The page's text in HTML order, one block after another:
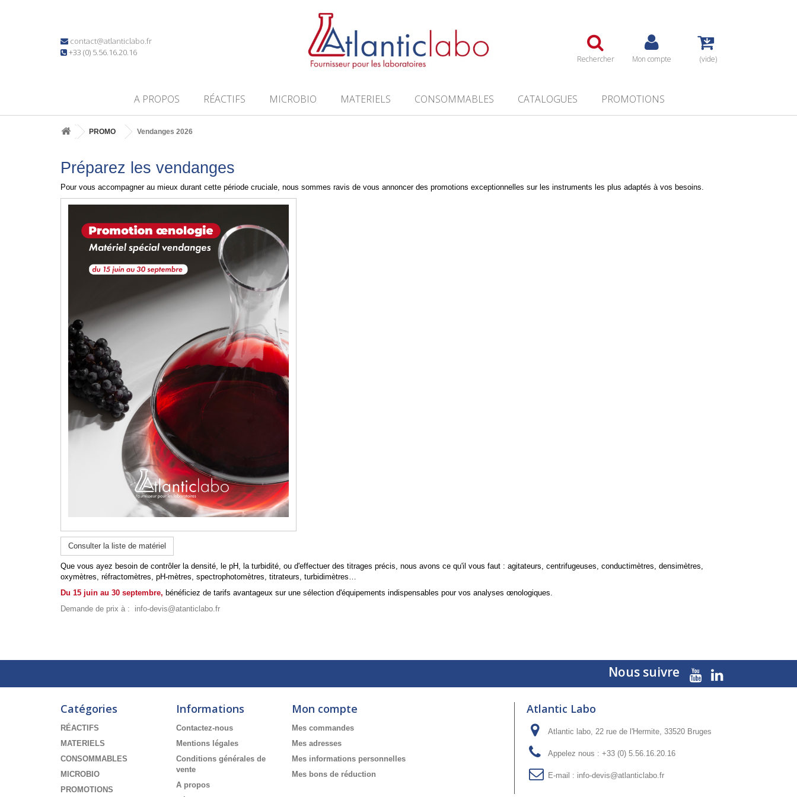
contact@atlanticlabo.fr
+33 (0) 5.56.16.20.16
Rechercher Mon compte (vide)
A PROPOS RÉACTIFS MICROBIO MATERIELS CONSOMMABLES CATALOGUES PROMOTIONS
PROMO Vendanges 2026
Préparez les vendanges
Pour vous accompagner au mieux durant cette période cruciale, nous sommes ravis de vous annoncer des promotions exceptionnelles sur les instruments les plus adaptés à vos besoins.
Consulter la liste de matériel
Que vous ayez besoin de contrôler la densité, le pH, la turbidité, ou d'effectuer des titrages précis, nous avons ce qu'il vous faut : agitateurs, centrifugeuses, conductimètres, densimètres,
oxymètres, réfractomètres, pH-mètres, spectrophotomètres, titrateurs, turbidimètres…
Du 15 juin au 30 septembre, bénéficiez de tarifs avantageux sur une sélection d'équipements indispensables pour vos analyses œnologiques.
Demande de prix à :
info-devis@atanticlabo.fr
Nous suivre
Catégories
RÉACTIFS
MATERIELS
CONSOMMABLES
MICROBIO
PROMOTIONS
Informations
Contactez-nous
Mentions légales
Conditions générales de
vente
A propos
Mon compte
Mes commandes
Mes adresses
Mes informations personnelles
Mes bons de réduction
Atlantic Labo
Atlantic labo, 22 rue de l'Hermite, 33520 Bruges
Appelez nous : +33 (0) 5.56.16.20.16
E-mail : info-devis@atlanticlabo.fr